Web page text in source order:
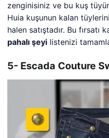
zenginisiniz ve bu kuş
Huia kuşunun kalan
halen satıştadır. Bu fırsatı
pahalı şeyi listenizi
5- Escada Couture